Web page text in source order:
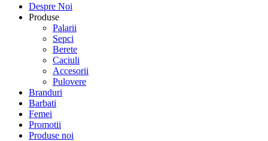
Despre Noi
Produse
Palarii
Sepci
Berete
Caciuli
Accesorii
Pulovere
Branduri
Barbati
Femei
Promotii
Produse noi